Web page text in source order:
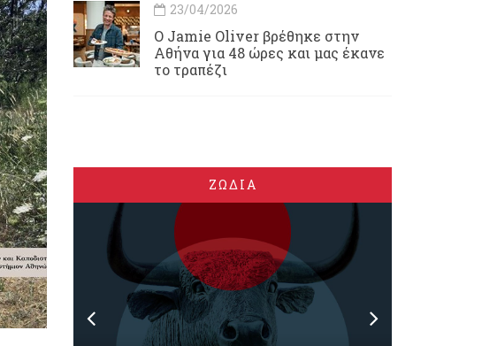
23/04/2026
Ο Jamie Oliver βρέθηκε στην
Αθήνα για 48 ώρες και μας έκανε
το τραπέζι
ΖΩΔΙΑ